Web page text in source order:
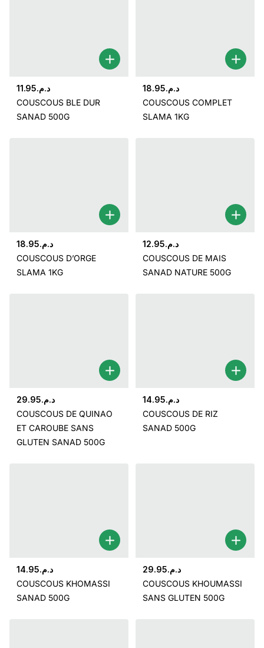
د.م.11.95
COUSCOUS BLE DUR
SANAD 500G
د.م.18.95
COUSCOUS COMPLET
SLAMA 1KG
د.م.18.95
COUSCOUS D’ORGE
SLAMA 1KG
د.م.12.95
COUSCOUS DE MAIS
SANAD NATURE 500G
د.م.29.95
COUSCOUS DE QUINAO
ET CAROUBE SANS
GLUTEN SANAD 500G
د.م.14.95
COUSCOUS DE RIZ
SANAD 500G
د.م.14.95
COUSCOUS KHOMASSI
SANAD 500G
د.م.29.95
COUSCOUS KHOUMASSI
SANS GLUTEN 500G